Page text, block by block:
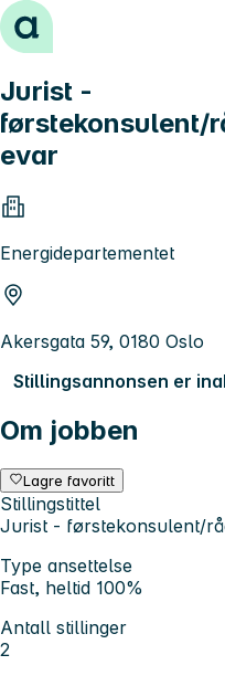
Hopp til innhold
Jurist -
førstekonsulent/
evar
Energidepartementet
Akersgata 59, 0180 Oslo
Stillingsannonsen er
Om jobben
Lagre favoritt
Stillingstittel
Jurist - førstekonsulent/
Type ansettelse
Fast, heltid 100%
Antall stillinger
2